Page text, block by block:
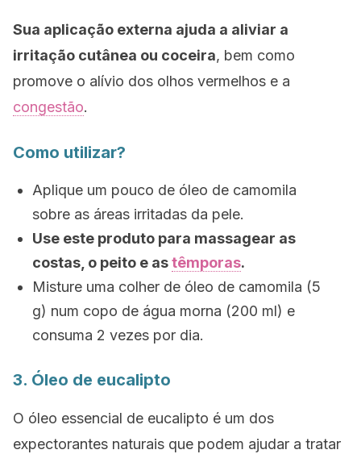
Sua aplicação externa ajuda a aliviar a
irritação cutânea ou coceira, bem como
promove o alívio dos olhos vermelhos e a
congestão.
Como utilizar?
Aplique um pouco de óleo de camomila
sobre as áreas irritadas da pele.
Use este produto para massagear as
costas, o peito e astêmporas.
Misture uma colher de óleo de camomila (5
g) num copo de água morna (200 ml) e
consuma 2 vezes por dia.
3. Óleo de eucalipto
O óleo essencial de eucalipto é um dos
expectorantes naturais que podem ajudar a tratar